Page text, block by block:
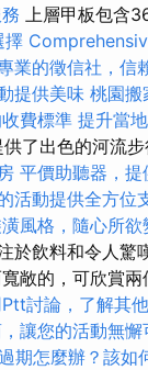
上層甲板包含
擇
業的徵信社，信
提供美味 桃園搬
費標準 提升當
了出色的河流
平價助聽器，
活動提供全方位
風格，隨心所欲
於飲料和令人驚
敞的，可欣賞
討論，了解其
讓您的活動無懈
期怎麼辦？該如